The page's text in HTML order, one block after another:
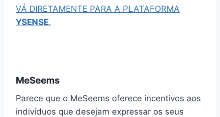
VÁ DIRETAMENTE PARA A PLATAFORMA
YSENSE.
MeSeems
Parece que o MeSeems oferece incentivos aos
indivíduos que desejam expressar os seus